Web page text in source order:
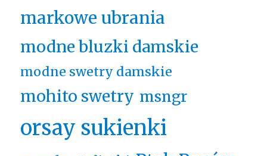
markowe ubrania
modne bluzki damskie
modne swetry damskie
mohito swetry msngr
orsay sukienki